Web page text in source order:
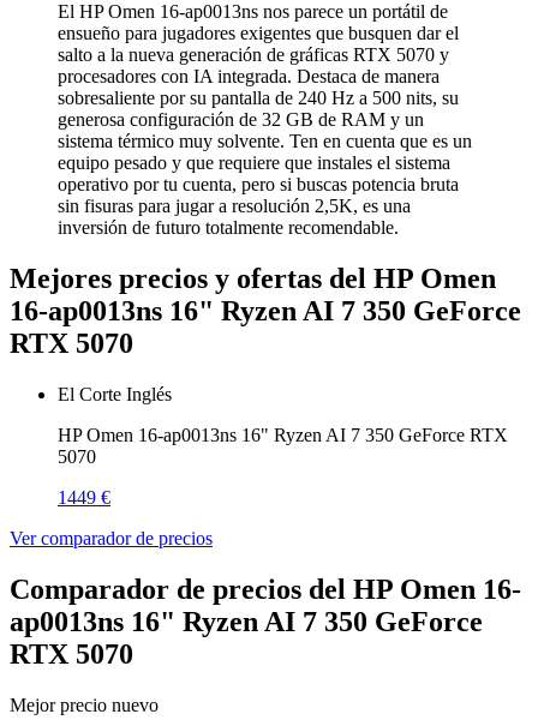
El HP Omen 16-ap0013ns nos parece un portátil de
ensueño para jugadores exigentes que busquen dar el
salto a la nueva generación de gráficas RTX 5070 y
procesadores con IA integrada. Destaca de manera
sobresaliente por su pantalla de 240 Hz a 500 nits, su
generosa configuración de 32 GB de RAM y un
sistema térmico muy solvente. Ten en cuenta que es un
equipo pesado y que requiere que instales el sistema
operativo por tu cuenta, pero si buscas potencia bruta
sin fisuras para jugar a resolución 2,5K, es una
inversión de futuro totalmente recomendable.
Mejores precios y ofertas del HP Omen
16-ap0013ns 16" Ryzen AI 7 350 GeForce
RTX 5070
El Corte Inglés
HP Omen 16-ap0013ns 16" Ryzen AI 7 350 GeForce RTX
5070
1449 €
Ver comparador de precios
Comparador de precios del HP Omen 16-
ap0013ns 16" Ryzen AI 7 350 GeForce
RTX 5070
Mejor precio nuevo